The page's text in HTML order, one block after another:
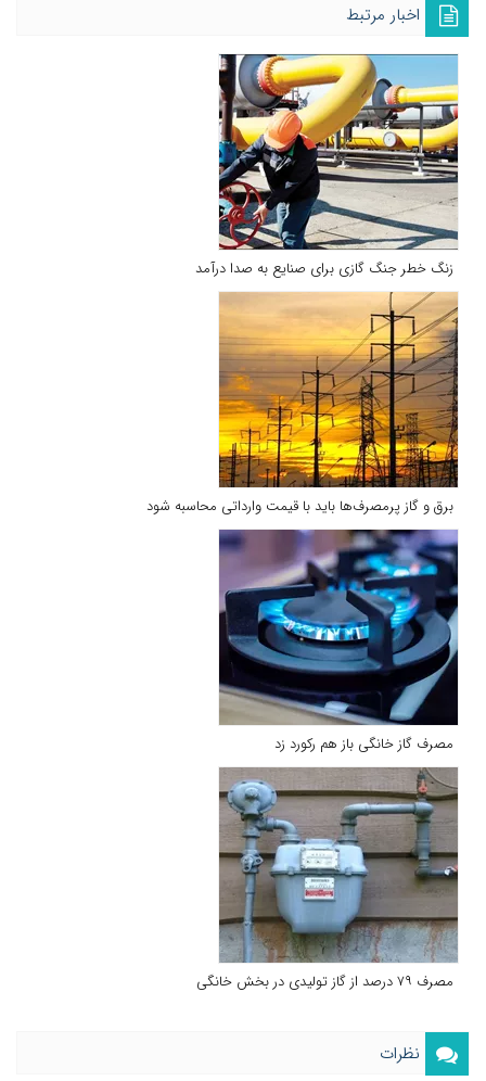
اخبار مرتبط
زنگ خطر جنگ گازی برای صنایع به صدا درآمد
برق و گاز پرمصرف‌ها باید با قیمت وارداتی محاسبه شود
مصرف گاز خانگی باز هم رکورد زد
مصرف ۷۹ درصد از گاز تولیدی در بخش خانگی
نظرات